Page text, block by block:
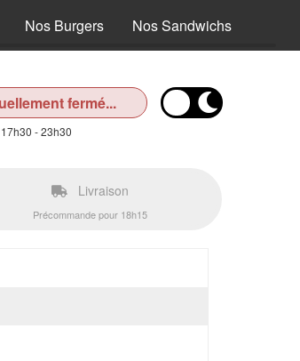
Nos Burgers Nos Sandwichs
fermé...
17h30 - 23h30
Livraison
Précommande pour 18h15